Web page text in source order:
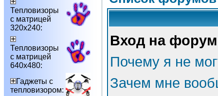
Тепловизоры
с матрицей
320х240:
Тепловизоры
с матрицей
640х480:
Гаджеты с
тепловизором:
Вход на форум
Почему я не
Зачем мне